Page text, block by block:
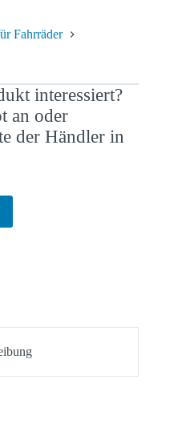
Fahrräder
interessiert?
an oder
der Händler in